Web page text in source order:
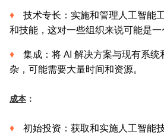
技术专长：实施和管理人工智能
和技能，这对一些组织来说可能是一
集成：将 AI 解决方案与现有系统
杂，可能需要大量时间和资源。
成本 ：
初始投资：获取和实施人工智能